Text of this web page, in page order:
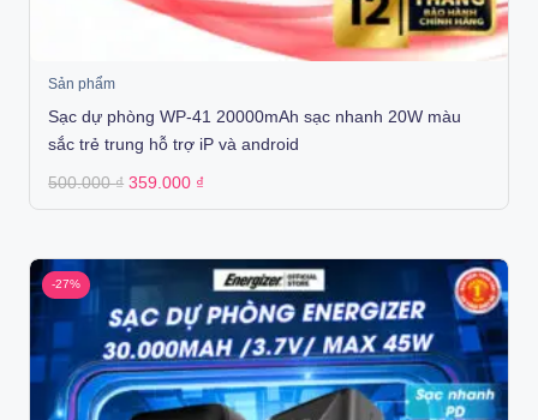
Sản phẩm
Sạc dự phòng WP-41 20000mAh sạc nhanh 20W màu
sắc trẻ trung hỗ trợ iP và android
500.000₫ Original
was:
359.000 ₫
is:
-27%